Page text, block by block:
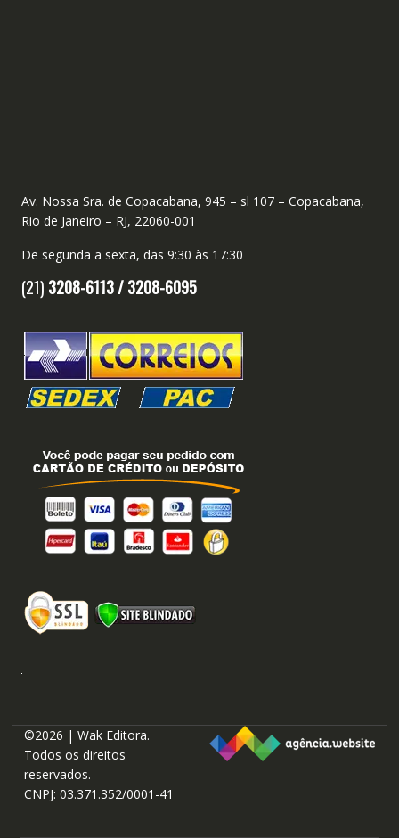
Av. Nossa Sra. de Copacabana, 945 – sl 107 – Copacabana,
Rio de Janeiro – RJ, 22060-001
De segunda a sexta, das 9:30 às 17:30
(21) 3208-6113 /3208-6095
©2026 | Wak Editora.
Todos os direitos
reservados.
CNPJ: 03.371.352/0001-41